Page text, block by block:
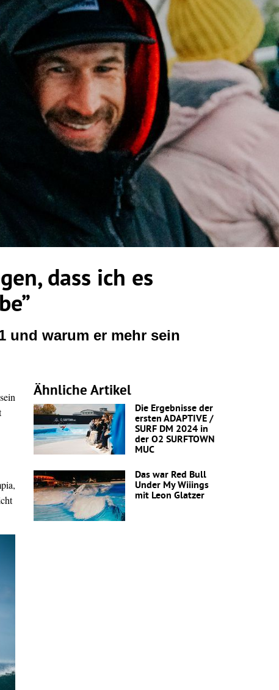
dass ich es
und warum er mehr sein
Ähnliche Artikel
Die Ergebnisse der
ersten ADAPTIVE /
SURF DM 2024 in
der O2 SURFTOWN
MUC
Das war Red Bull
Under My Wiiings
mit Leon Glatzer